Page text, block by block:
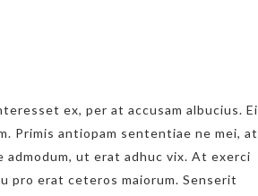
ex, per at accusam albucius. Ei
Primis antiopam sententiae ne mei, at
ut erat adhuc vix. At exerci
pro erat ceteros maiorum. Senserit